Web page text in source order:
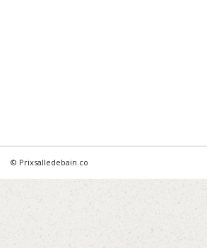
© Prixsalledebain.co